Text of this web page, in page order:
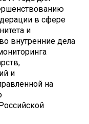
в сфере
и
внутренние дела
и
на